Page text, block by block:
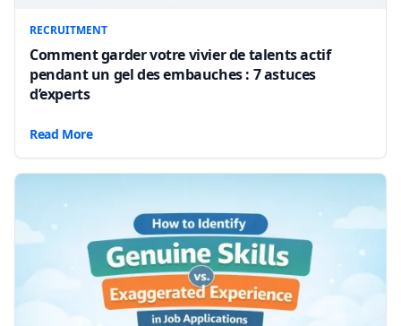
RECRUITMENT
Comment garder votre vivier de talents actif
pendant un gel des embauches : 7 astuces
d’experts
Read More